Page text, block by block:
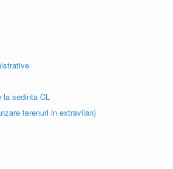
la sedinta CL
terenuri in extravilan)